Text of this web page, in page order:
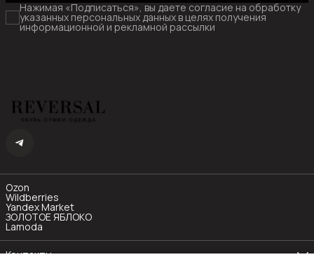
Нажимая «Подписаться», вы даете согласие на обработку
указанных персональных данных в целях получения
информационной и рекламной рассылки
Ozon
Wildberries
Yandex Market
ЗОЛОТОЕ ЯБЛОКО
Lamoda